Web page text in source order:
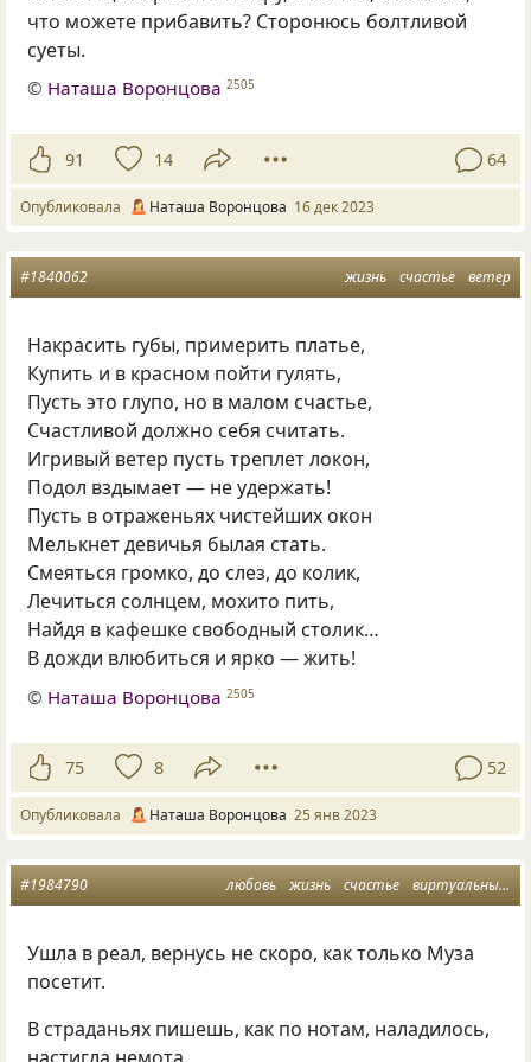
что можете прибавить? Сторонюсь болтливой
суеты.
© Наташа Воронцова 2505
91 14 64
Опубликовала Наташа Воронцова 16 дек 2023
жизнь счастье ветер
#1840062
Накрасить губы, примерить платье,
Купить и в красном пойти гулять,
Пусть это глупо, но в малом счастье,
Счастливой должно себя считать.
Игривый ветер пусть треплет локон,
Подол вздымает — не удержать!
Пусть в отраженьях чистейших окон
Мелькнет девичья былая стать.
Смеяться громко, до слез, до колик,
Лечиться солнцем, мохито пить,
Найдя в кафешке свободный столик…
В дожди влюбиться и ярко — жить!
© Наташа Воронцова 2505
75 8 52
Опубликовала Наташа Воронцова 25 янв 2023
любовь жизнь счастье виртуальный мир
#1984790
Ушла в реал, вернусь не скоро, как только Муза
посетит.
В страданьях пишешь, как по нотам, наладилось,